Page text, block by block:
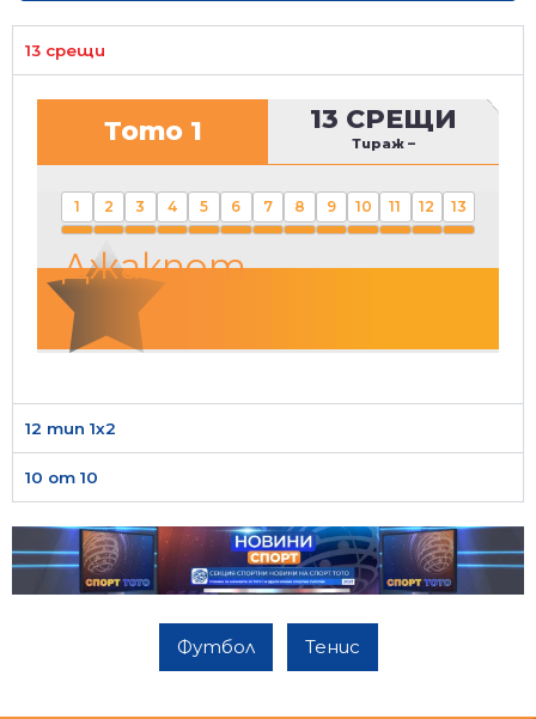
13 срещи
Тото 1 13 СРЕЩИ
Тираж –
1 2 3 4 5 6 7 8 9 10 11 12 13
Джакпот
12 тип 1х2
10 от 10
Футбол Тенис